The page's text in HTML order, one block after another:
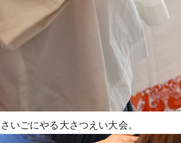
いごにやる大さつえい大会。